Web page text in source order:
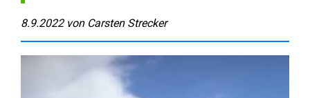
8.9.2022 von Carsten Strecker